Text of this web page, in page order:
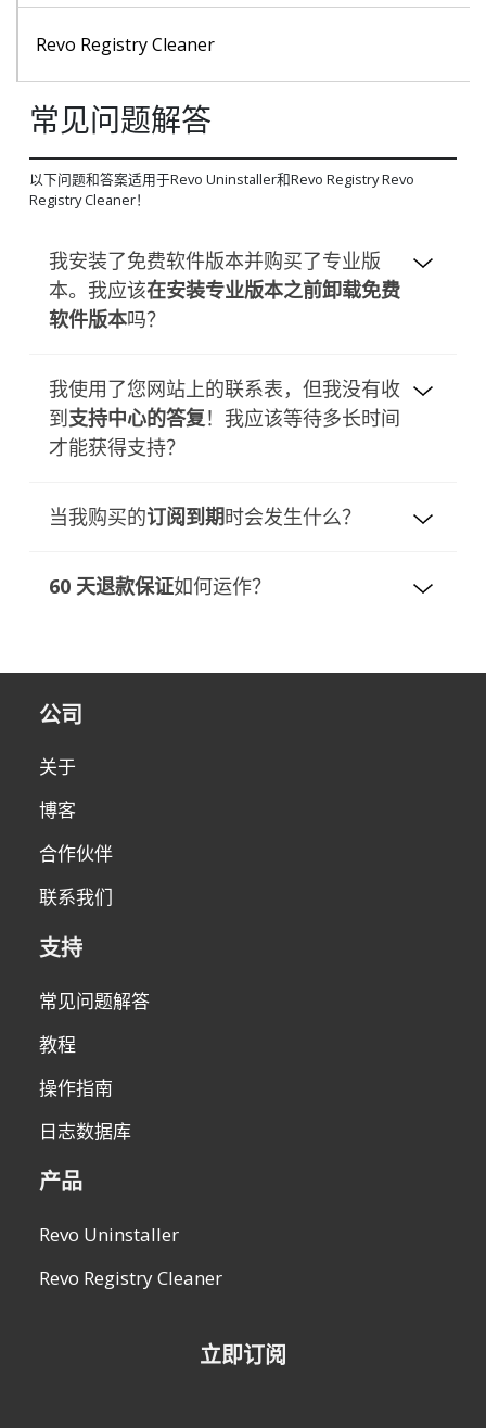
卸载模块
日志数据库模块
工具模块
Revo Registry Cleaner
常见问题解答
以下问题和答案适用于Revo Uninstaller和Revo Registry Revo
Registry Cleaner！
我安装了免费软件版本并购买了专业版
本。我应该在安装专业版本之前卸载免费
软件版本吗？
免费软件版本和专业版本（Revo Uninstaller 和
Revo Registry Cleaner）安装在不同的文件夹
中，并且完全独立。它们不共享通用组件或模
块。因此，在系统中保留免费版本的情况下安装
筹，因此您之后将不需要免费软件版本。
我使用了您网站上的联系表，但我没有收
到支持中心的答复！我应该等待多长时间
才能获得支持？
我们的支持团队将在收到您的消息后 24 小时内
与您联系。回复时间通常在几分钟到几小时之
如果您在 24 小时内仍未收到回复，请
首先检查
正确书写。
当我购买的订阅到期时会发生什么？
当您的订阅到期时，您的许可证将保持有效并可
用，但只能使用在到期日之前发布的版本。您可
Pro 或 Revo Registry Cleaner Pro，则需要续
格将享受大幅折扣。
您可以随时从历史发布页面下载 Revo
Revo Registry Cleaner Pro 版本 -
只需点击所需的版本号即可下载。
60 天退款保证如何运作？
的订单取消和退款请求。 如果有退款请求，请
support@revouninstaller.com
您下订单的电子邮件）。 退款选项因付款方式
求。
公司
关于
博客
合作伙伴
联系我们
支持
常见问题解答
教程
操作指南
日志数据库
产品
Revo Uninstaller
Revo Registry Cleaner
立即订阅